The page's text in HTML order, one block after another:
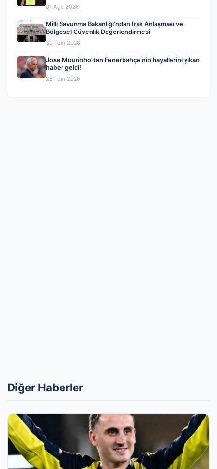
01 Ağu 2026
Milli Savunma Bakanlığı’ndan Irak Anlaşması ve
Bölgesel Güvenlik Değerlendirmesi
30 Tem 2026
Jose Mourinho’dan Fenerbahçe’nin hayallerini yıkan
haber geldi!
28 Tem 2026
Diğer Haberler